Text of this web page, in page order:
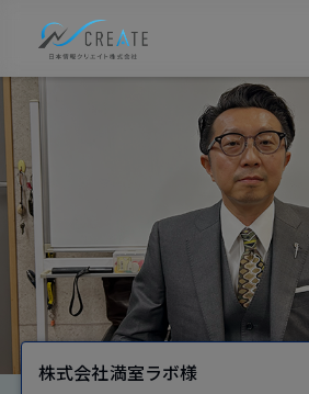
株式会社満室ラボ様